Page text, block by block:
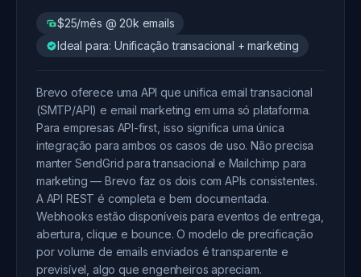
$25/mês @ 20k emails
Ideal para: Unificação transacional + marketing
Brevo oferece uma API que unifica email transacional
(SMTP/API) e email marketing em uma só plataforma.
Para empresas API-first, isso significa uma única
integração para ambos os casos de uso. Não precisa
manter SendGrid para transacional e Mailchimp para
marketing — Brevo faz os dois com APIs consistentes.
A API REST é completa e bem documentada.
Webhooks estão disponíveis para eventos de entrega,
abertura, clique e bounce. O modelo de precificação
por volume de emails enviados é transparente e
previsível, algo que engenheiros apreciam.